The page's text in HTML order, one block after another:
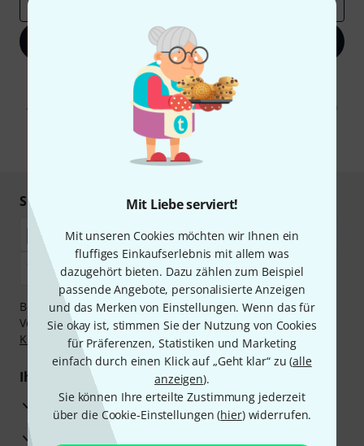
Mit Liebe serviert!
Mit unseren Cookies möchten wir Ihnen ein
fluffiges Einkaufserlebnis mit allem was
dazugehört bieten. Dazu zählen zum Beispiel
passende Angebote, personalisierte Anzeigen
und das Merken von Einstellungen. Wenn das für
Sie okay ist, stimmen Sie der Nutzung von Cookies
für Präferenzen, Statistiken und Marketing
einfach durch einen Klick auf „Geht klar“ zu (alle
anzeigen).
Sie können Ihre erteilte Zustimmung jederzeit
über die Cookie-Einstellungen (hier) widerrufen.
Jetzt anmelden
Mit Klick auf „Jetzt anmelden“ stimmen Sie dem Erhalt von E-Mail-
Werbung und einer Messung des E-Mail-Nutzungsverhaltens zu. Die
Abmeldung ist jederzeit möglich. Weitere Informationen finden Sie in
Datenschutzhinweisen
* Pflichtfeld
Sicher einkaufen & bezahlen
Bezahlen Sie vertraulich und sicher per Nachnahme,
Vorkasse, PayPal, Amazon Pay,Klarna Sofort bezahlen,
Klarna Ratenzahlungoder Kreditkarte.
Ihre Vorteile
3 Jahre Thomann Garantie
30 Tage Money-Back-Garantie